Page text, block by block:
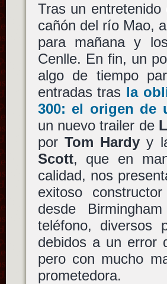
Tras un
cañón del río Mao,
para mañana y
Cenlle. En fin, un
algo de tiempo
entradas tras la
300: el origen de
un nuevo trailer de
por Tom Hardy y
Scott, que en
calidad, nos
exitoso
desde
teléfono, diversos
debidos a un error
pero con mucho
prometedora.